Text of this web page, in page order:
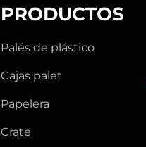
PRODUCTOS
Palés de plástico
Cajas palet
Papelera
Crate